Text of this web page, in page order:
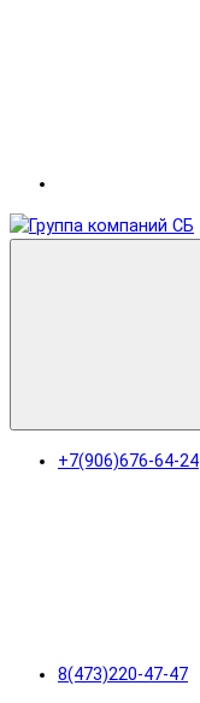
+7(906)676-64-24
8(473)220-47-47